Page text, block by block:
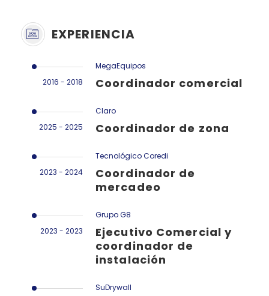
EXPERIENCIA
2016 - 2018
MegaEquipos
Coordinador comercial
2025 - 2025
Claro
Coordinador de zona
2023 - 2024
Tecnológico Coredi
Coordinador de
mercadeo
2023 - 2023
Grupo G8
Ejecutivo Comercial y
coordinador de
instalación
SuDrywall